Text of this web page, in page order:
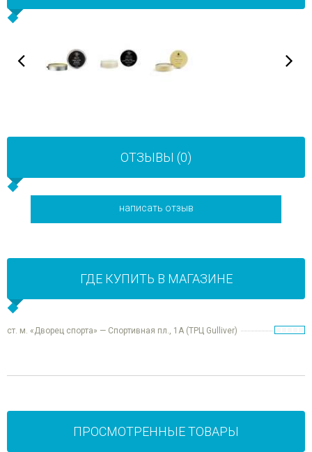
ОТЗЫВЫ (0)
написать отзыв
ГДЕ КУПИТЬ В МАГАЗИНЕ
ст. м. «Дворец спорта» — Спортивная пл., 1А (ТРЦ Gulliver)
ПРОСМОТРЕННЫЕ ТОВАРЫ